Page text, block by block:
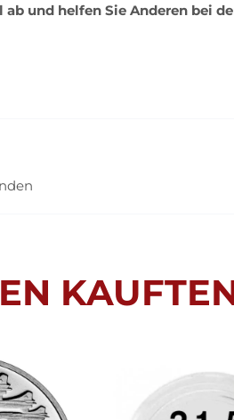
und helfen Sie Anderen bei